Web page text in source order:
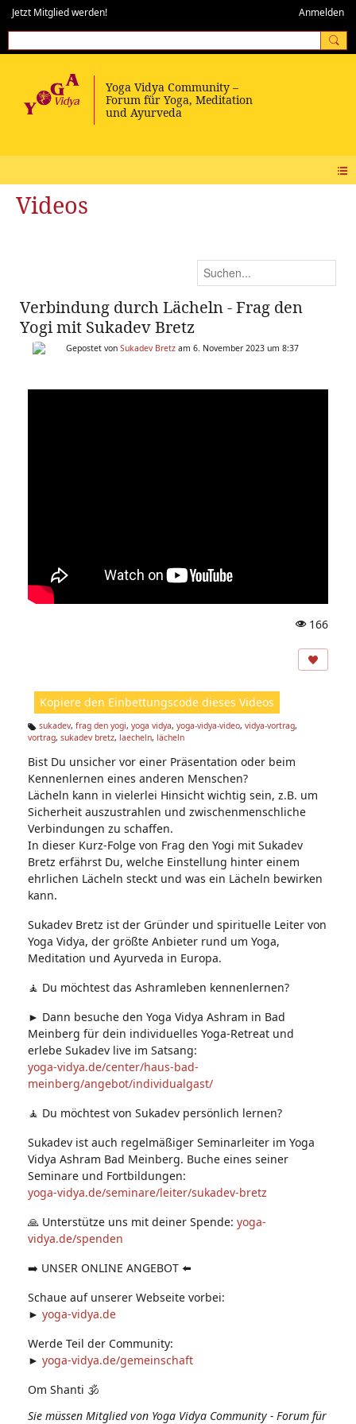
Jetzt Mitglied werden! Anmelden
Videos
Verbindung durch Lächeln - Frag den
Yogi mit Sukadev Bretz
Gepostet von Sukadev Bretz am 6. November 2023 um 8:37
ic
n:
166
Kopiere den Einbettungscode dieses Videos
Ta
s:
sukadev, frag den yogi, yoga vidya, yoga-vidya-video, vidya-vortrag,
vortrag, sukadev bretz, laecheln, lächeln
Bist Du unsicher vor einer Präsentation oder beim
Kennenlernen eines anderen Menschen?
Lächeln kann in vielerlei Hinsicht wichtig sein, z.B. um
Sicherheit auszustrahlen und zwischenmenschliche
Verbindungen zu schaffen.
In dieser Kurz-Folge von Frag den Yogi mit Sukadev
Bretz erfährst Du, welche Einstellung hinter einem
ehrlichen Lächeln steckt und was ein Lächeln bewirken
kann.
Sukadev Bretz ist der Gründer und spirituelle Leiter von
Yoga Vidya, der größte Anbieter rund um Yoga,
Meditation und Ayurveda in Europa.
🧘 Du möchtest das Ashramleben kennenlernen?
► Dann besuche den Yoga Vidya Ashram in Bad
Meinberg für dein individuelles Yoga-Retreat und
erlebe Sukadev live im Satsang:
yoga-vidya.de/center/haus-bad-
meinberg/angebot/individualgast/
🧘 Du möchtest von Sukadev persönlich lernen?
Sukadev ist auch regelmäßiger Seminarleiter im Yoga
Vidya Ashram Bad Meinberg. Buche eines seiner
Seminare und Fortbildungen:
yoga-vidya.de/seminare/leiter/sukadev-bretz
🙏 Unterstütze uns mit deiner Spende: yoga-
vidya.de/spenden
➡️ UNSER ONLINE ANGEBOT ⬅️
Schaue auf unserer Webseite vorbei:
► yoga-vidya.de
Werde Teil der Community:
► yoga-vidya.de/gemeinschaft
Om Shanti 🕉
Sie müssen Mitglied von Yoga Vidya Community - Forum für